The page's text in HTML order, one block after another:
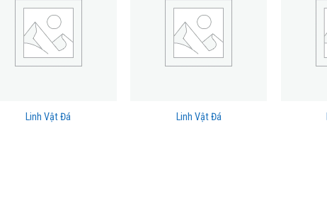
Linh Vật Đá Linh Vật Đá